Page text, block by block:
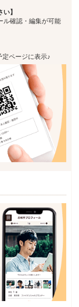
】
ル確認・編集が可能
ページに表示♪